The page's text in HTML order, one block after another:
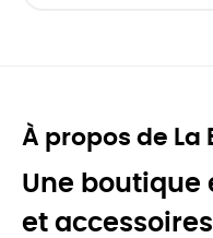
À propos de La
Une boutique
et